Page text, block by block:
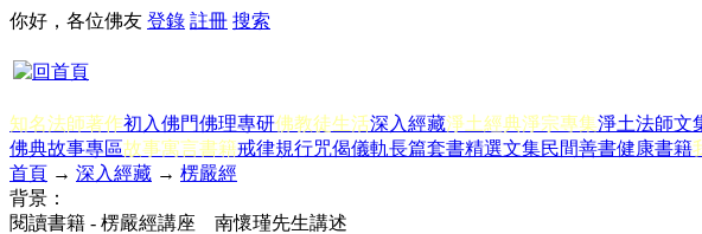
你好，各位佛友 登錄 註冊 搜索
知名法師著作初入佛門佛理專研佛教徒生活深入經藏淨土經典淨宗專集淨土法師文
佛典故事專區故事寓言書籍戒律規行咒偈儀軌長篇套書精選文集民間善書健康書籍
首頁 → 深入經藏 → 楞嚴經
背景：
閱讀書籍 - 楞嚴經講座 南懷瑾先生講述